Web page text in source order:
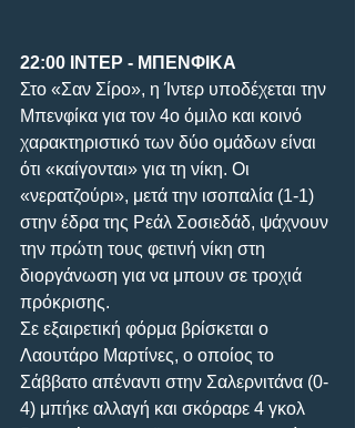
22:00 ΙΝΤΕΡ - ΜΠΕΝΦΙΚΑ
Στο «Σαν Σίρο», η Ίντερ υποδέχεται την
Μπενφίκα για τον 4ο όμιλο και κοινό
χαρακτηριστικό των δύο ομάδων είναι
ότι «καίγονται» για τη νίκη. Οι
«νερατζούρι», μετά την ισοπαλία (1-1)
στην έδρα της Ρεάλ Σοσιεδάδ, ψάχνουν
την πρώτη τους φετινή νίκη στη
διοργάνωση για να μπουν σε τροχιά
πρόκρισης.
Σε εξαιρετική φόρμα βρίσκεται ο
Λαουτάρο Μαρτίνες, ο οποίος το
Σάββατο απέναντι στην Σαλερνιτάνα (0-
4) μπήκε αλλαγή και σκόραρε 4 γκολ